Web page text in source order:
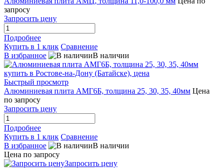
запросу
Запросить цену
Подробнее
Купить в 1 клик Сравнение
В избранное
В наличии
Быстрый просмотр
Алюминиевая плита АМГ6Б, толщина 25, 30, 35, 40мм Цена
по запросу
Запросить цену
Подробнее
Купить в 1 клик Сравнение
В избранное
В наличии
Цена по запросу
Запросить цену